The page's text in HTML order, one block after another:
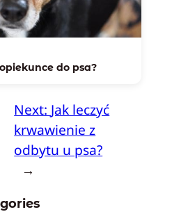
do psa?
Next: Jak leczyć
krwawienie z
odbytu u psa?
→